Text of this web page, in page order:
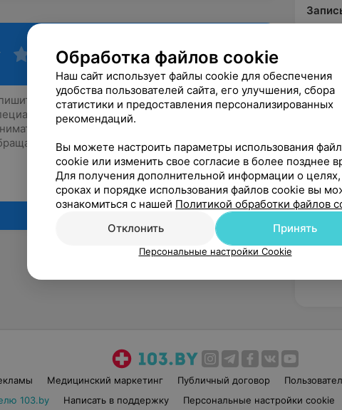
Рекомендую
Медицинский маркетинг Публичный договор
103.by
Написать в поддержку Персональные настройки cookie
Обработка файлов cookie
Наш сайт использует файлы cookie для обеспечения
удобства пользователей сайта, его улучшения, сбора
статистики и предоставления персонализированных
рекомендаций.
Вы можете настроить параметры использования
cookie или изменить свое согласие в более позднее
Для получения дополнительной информации о целях,
сроках и порядке использования файлов cookie вы
ознакомиться с нашей Политикой обработки файлов
Отклонить
Принять
Персональные настройки Cookie